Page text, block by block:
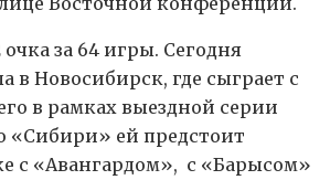
за 64 игры. Сегодня
в Новосибирск, где сыграет с
в рамках выездной серии
«Сибири» ей предстоит
с «Авангардом», с «Барысом»